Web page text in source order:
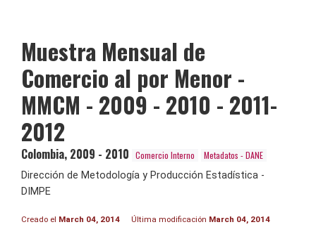
Muestra Mensual de
Comercio al por Menor -
MMCM - 2009 - 2010 - 2011-
2012
Colombia, 2009 - 2010 Comercio Interno
Metadatos - DANE
Dirección de Metodología y Producción Estadística -
DIMPE
Creado el March 04, 2014 Última modificación March 04, 2014